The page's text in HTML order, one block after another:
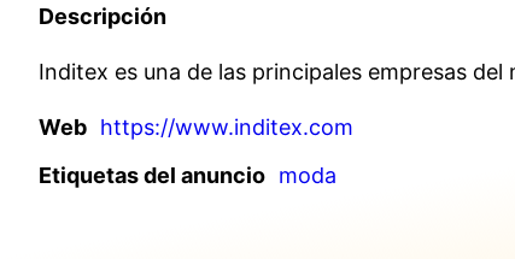
Descripción
Inditex es una de las principales empresas
Web https://www.inditex.com
Etiquetas del anuncio moda